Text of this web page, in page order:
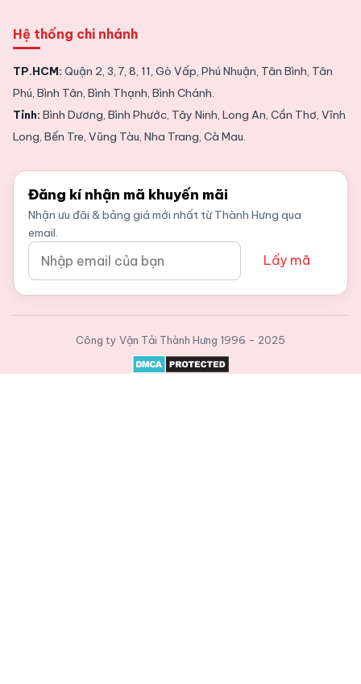
Hệ thống chi nhánh
TP.HCM: Quận 2, 3, 7, 8, 11, Gò Vấp, Phú Nhuận, Tân Bình, Tân
Phú, Bình Tân, Bình Thạnh, Bình Chánh.
Tỉnh: Bình Dương, Bình Phước, Tây Ninh, Long An, Cần Thơ, Vĩnh
Long, Bến Tre, Vũng Tàu, Nha Trang, Cà Mau.
Đăng kí nhận mã khuyến mãi
Nhận ưu đãi & bảng giá mới nhất từ Thành Hưng qua
email.
Lấy mã
Công ty Vận Tải Thành Hưng 1996 - 2025